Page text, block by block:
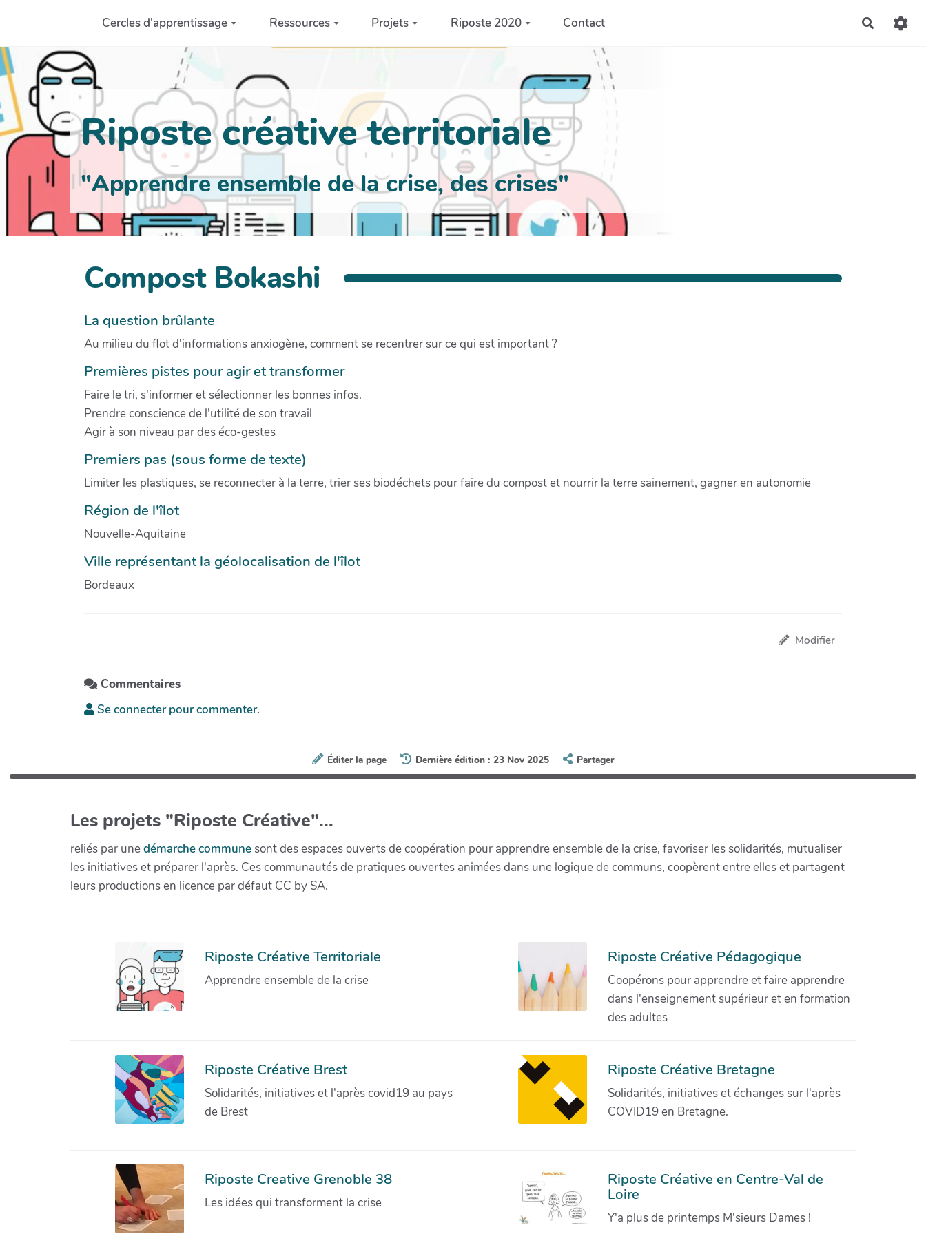
Aller au contenu principalCercles d'apprentissage Ressources Projets Riposte 2020 Contact
Riposte créative territoriale
"Apprendre ensemble de la crise, des crises"
Compost Bokashi
La question brûlante
Au milieu du flot d'informations anxiogène, comment se recentrer sur ce qui est important ?
Premières pistes pour agir et transformer
Faire le tri, s'informer et sélectionner les bonnes infos.
Prendre conscience de l'utilité de son travail
Agir à son niveau par des éco-gestes
Premiers pas (sous forme de texte)
Limiter les plastiques, se reconnecter à la terre, trier ses biodéchets pour faire du compost et nourrir la terre sainement, gagner en autonomie
Région de l'îlot
Nouvelle-Aquitaine
Ville représentant la géolocalisation de l'îlot
Bordeaux
Modifier
Commentaires
Se connecter pour commenter.
Éditer la page Dernière édition : 23 Nov 2025 Partager
Les projets "Riposte Créative"...
reliés par unedémarche communesont des espaces ouverts de coopération pour apprendre ensemble de la crise, favoriser les solidarités, mutualiser
les initiatives et préparer l'après. Ces communautés de pratiques ouvertes animées dans une logique de communs, coopèrent entre elles et partagent
leurs productions en licence par défaut CC by SA.
Riposte Créative Territoriale
Apprendre ensemble de la crise
Riposte Créative Pédagogique
Coopérons pour apprendre et faire apprendre
dans l'enseignement supérieur et en formation
des adultes
Riposte Créative Brest
Solidarités, initiatives et l'après covid19 au pays
de Brest
Riposte Créative Bretagne
Solidarités, initiatives et échanges sur l'après
COVID19 en Bretagne.
Riposte Creative Grenoble 38
Les idées qui transforment la crise
Riposte Créative en Centre-Val de
Loire
Y'a plus de printemps M'sieurs Dames !